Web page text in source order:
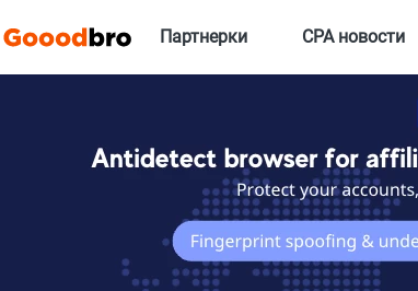
Партнерки CPA новости